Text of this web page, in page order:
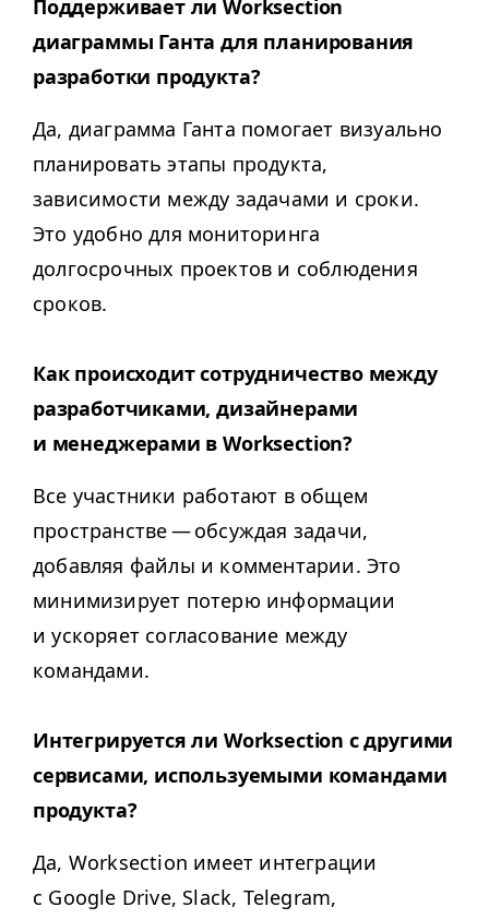
Поддерживает ли Work­sec­tion
диаграммы Ганта для планирования
разработки продукта?
Да, диаграмма Ганта помогает визуально
планировать этапы продукта,
зависимости между задачами и сроки.
Это удобно для мониторинга
долгосрочных проектов и соблюдения
сроков.
Как происходит сотрудничество между
разработчиками, дизайнерами
и менеджерами в Worksection?
Все участники работают в общем
пространстве — обсуждая задачи,
добавляя файлы и комментарии. Это
минимизирует потерю информации
и ускоряет согласование между
командами.
Интегрируется ли Work­sec­tion с другими
сервисами, используемыми командами
продукта?
Да, Work­sec­tion имеет интеграции
с Google Dri­ve, Slack, Telegram,